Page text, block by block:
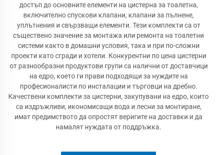
достъп до основните елементи на цистерна за тоалетна,
включително спускови клапани, клапани за пълнене,
уплътнения и свързващи елементи. Тези комплекти са от
съществено значение за монтажа или ремонта на тоалетни
системи както в домашни условия, така и при по-сложни
проекти като сгради и хотели. Конкурентни по цена цистерни
от разнообразни продуктови групи са налични от доставчици
на едро, което ги прави подходящи за нуждите на
професионалисти по инсталации и търговци на дребно.
Качествени комплекти за цистерни, закупувани на едро, които
са издръжливи, икономисащи вода и лесни за монтиране,
имат предимството да опростят веригите на доставки и да
намалят нуждата от поддръжка.